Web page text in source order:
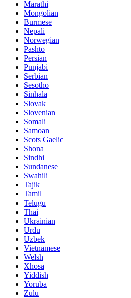
Marathi
Mongolian
Burmese
Nepali
Norwegian
Pashto
Persian
Punjabi
Serbian
Sesotho
Sinhala
Slovak
Slovenian
Somali
Samoan
Scots Gaelic
Shona
Sindhi
Sundanese
Swahili
Tajik
Tamil
Telugu
Thai
Ukrainian
Urdu
Uzbek
Vietnamese
Welsh
Xhosa
Yiddish
Yoruba
Zulu